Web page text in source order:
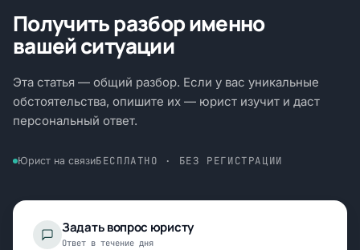
Получить разбор именно
вашей ситуации
Эта статья — общий разбор. Если у вас уникальные
обстоятельства, опишите их — юрист изучит и даст
персональный ответ.
Юрист на связиБЕСПЛАТНО · БЕЗ РЕГИСТРАЦИИ
Задать вопрос юристу
Ответ в течение дня